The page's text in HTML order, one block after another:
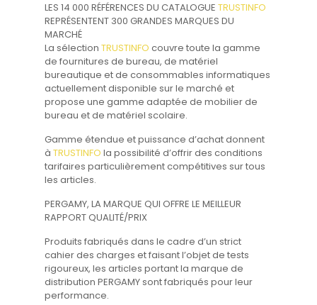
LES 14 000 RÉFÉRENCES DU CATALOGUETRUSTINFO
REPRÉSENTENT 300 GRANDES MARQUES DU
MARCHÉ
La sélectionTRUSTINFOcouvre toute la gamme
de fournitures de bureau, de matériel
bureautique et de consommables informatiques
actuellement disponible sur le marché et
propose une gamme adaptée de mobilier de
bureau et de matériel scolaire.
Gamme étendue et puissance d’achat donnent
àTRUSTINFOla possibilité d’offrir des conditions
tarifaires particulièrement compétitives sur tous
les articles.
PERGAMY, LA MARQUE QUI OFFRE LE MEILLEUR
RAPPORT QUALITÉ/PRIX
Produits fabriqués dans le cadre d’un strict
cahier des charges et faisant l’objet de tests
rigoureux, les articles portant la marque de
distribution PERGAMY sont fabriqués pour leur
performance.